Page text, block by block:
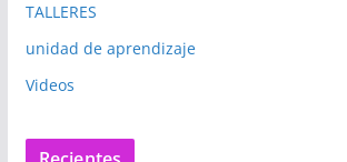
TALLERES
unidad de aprendizaje
Videos